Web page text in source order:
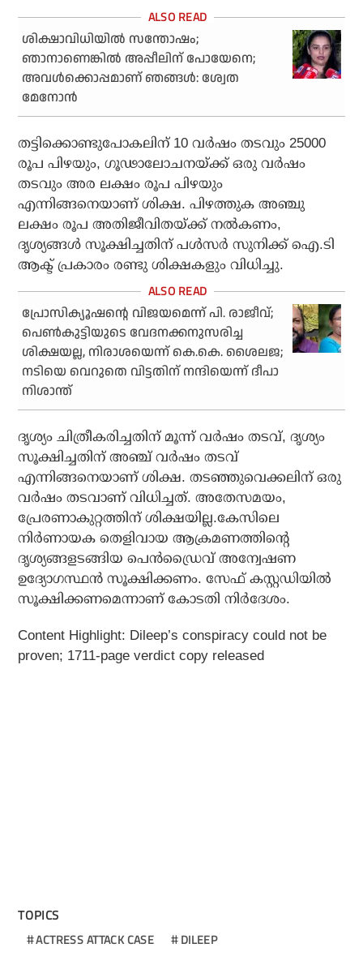
ശിക്ഷാവിധിയില്‍ സന്തോഷം;
ഞാനാണെങ്കില്‍ അപ്പീലിന് പോയേനെ;
അവള്‍ക്കൊപ്പമാണ് ഞങ്ങള്‍: ശ്വേത
മേനോന്‍
തട്ടിക്കൊണ്ടുപോകലിന് 10 വര്‍ഷം തടവും 25000
രൂപ പിഴയും, ഗൂഢാലോചനയ്ക്ക് ഒരു വര്‍ഷം
തടവും അര ലക്ഷം രൂപ പിഴയും
എന്നിങ്ങനെയാണ് ശിക്ഷ. പിഴത്തുക അഞ്ചു
ലക്ഷം രൂപ അതിജീവിതയ്ക്ക് നല്‍കണം,
ദൃശ്യങ്ങള്‍ സൂക്ഷിച്ചതിന് പള്‍സര്‍ സുനിക്ക് ഐ.ടി
ആക്ട് പ്രകാരം രണ്ടു ശിക്ഷകളും വിധിച്ചു.
പ്രോസിക്യൂഷന്റെ വിജയമെന്ന് പി. രാജീവ്;
പെണ്‍കുട്ടിയുടെ വേദനക്കനുസരിച്ച
ശിക്ഷയല്ല, നിരാശയെന്ന് കെ.കെ. ശൈലജ;
നടിയെ വെറുതെ വിട്ടതിന് നന്ദിയെന്ന് ദീപാ
നിശാന്ത്
ദൃശ്യം ചിത്രീകരിച്ചതിന് മൂന്ന് വര്‍ഷം തടവ്, ദൃശ്യം
സൂക്ഷിച്ചതിന് അഞ്ച് വര്‍ഷം തടവ്
എന്നിങ്ങനെയാണ് ശിക്ഷ. തടഞ്ഞുവെക്കലിന് ഒരു
വര്‍ഷം തടവാണ് വിധിച്ചത്. അതേസമയം,
പ്രേരണാകുറ്റത്തിന് ശിക്ഷയില്ല.കേസിലെ
നിര്‍ണായക തെളിവായ ആക്രമണത്തിന്റെ
ദൃശ്യങ്ങളടങ്ങിയ പെന്‍ഡ്രൈവ് അന്വേഷണ
ഉദ്യോഗസ്ഥന്‍ സൂക്ഷിക്കണം. സേഫ് കസ്റ്റഡിയില്‍
സൂക്ഷിക്കണമെന്നാണ് കോടതി നിര്‍ദേശം.
Content Highlight: Dileep’s conspiracy could not be
proven; 1711-page verdict copy released
TOPICS
ACTRESS ATTACK CASE DILEEP